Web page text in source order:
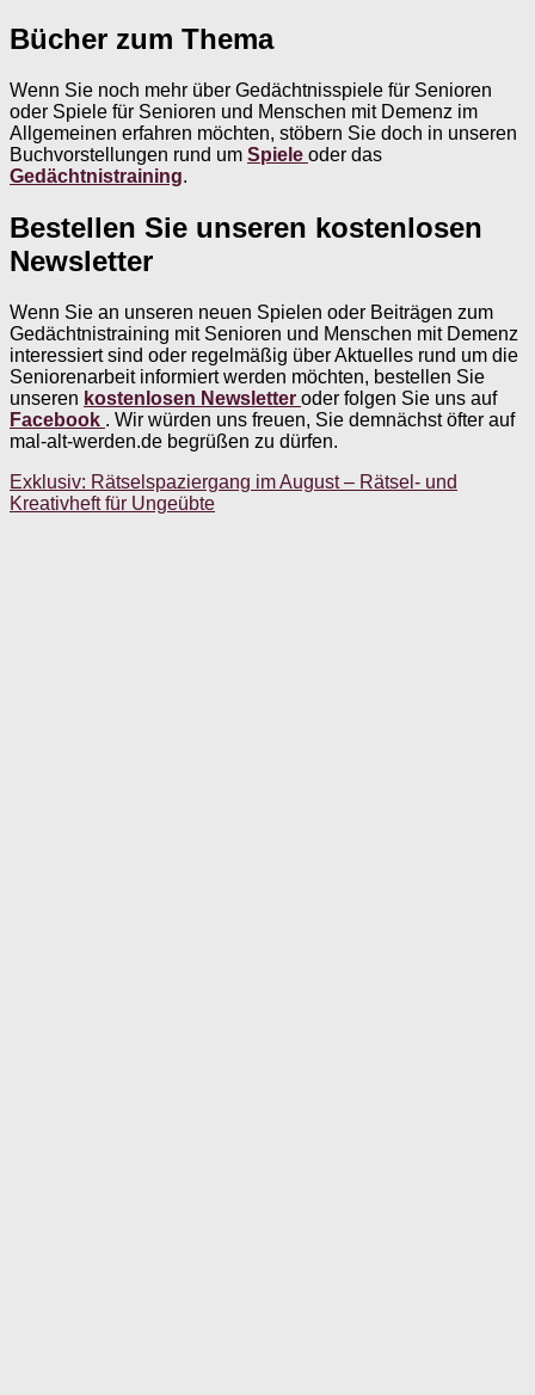
Bücher zum Thema
Wenn Sie noch mehr über Gedächtnisspiele für Senioren
oder Spiele für Senioren und Menschen mit Demenz im
Allgemeinen erfahren möchten, stöbern Sie doch in unseren
Buchvorstellungen rund um Spiele oder das
Gedächtnistraining.
Bestellen Sie unseren kostenlosen
Newsletter
Wenn Sie an unseren neuen Spielen oder Beiträgen zum
Gedächtnistraining mit Senioren und Menschen mit Demenz
interessiert sind oder regelmäßig über Aktuelles rund um die
Seniorenarbeit informiert werden möchten, bestellen Sie
unseren kostenlosen Newsletter oder folgen Sie uns auf
Facebook . Wir würden uns freuen, Sie demnächst öfter auf
mal-alt-werden.de begrüßen zu dürfen.
Exklusiv: Rätselspaziergang im August – Rätsel- und
Kreativheft für Ungeübte